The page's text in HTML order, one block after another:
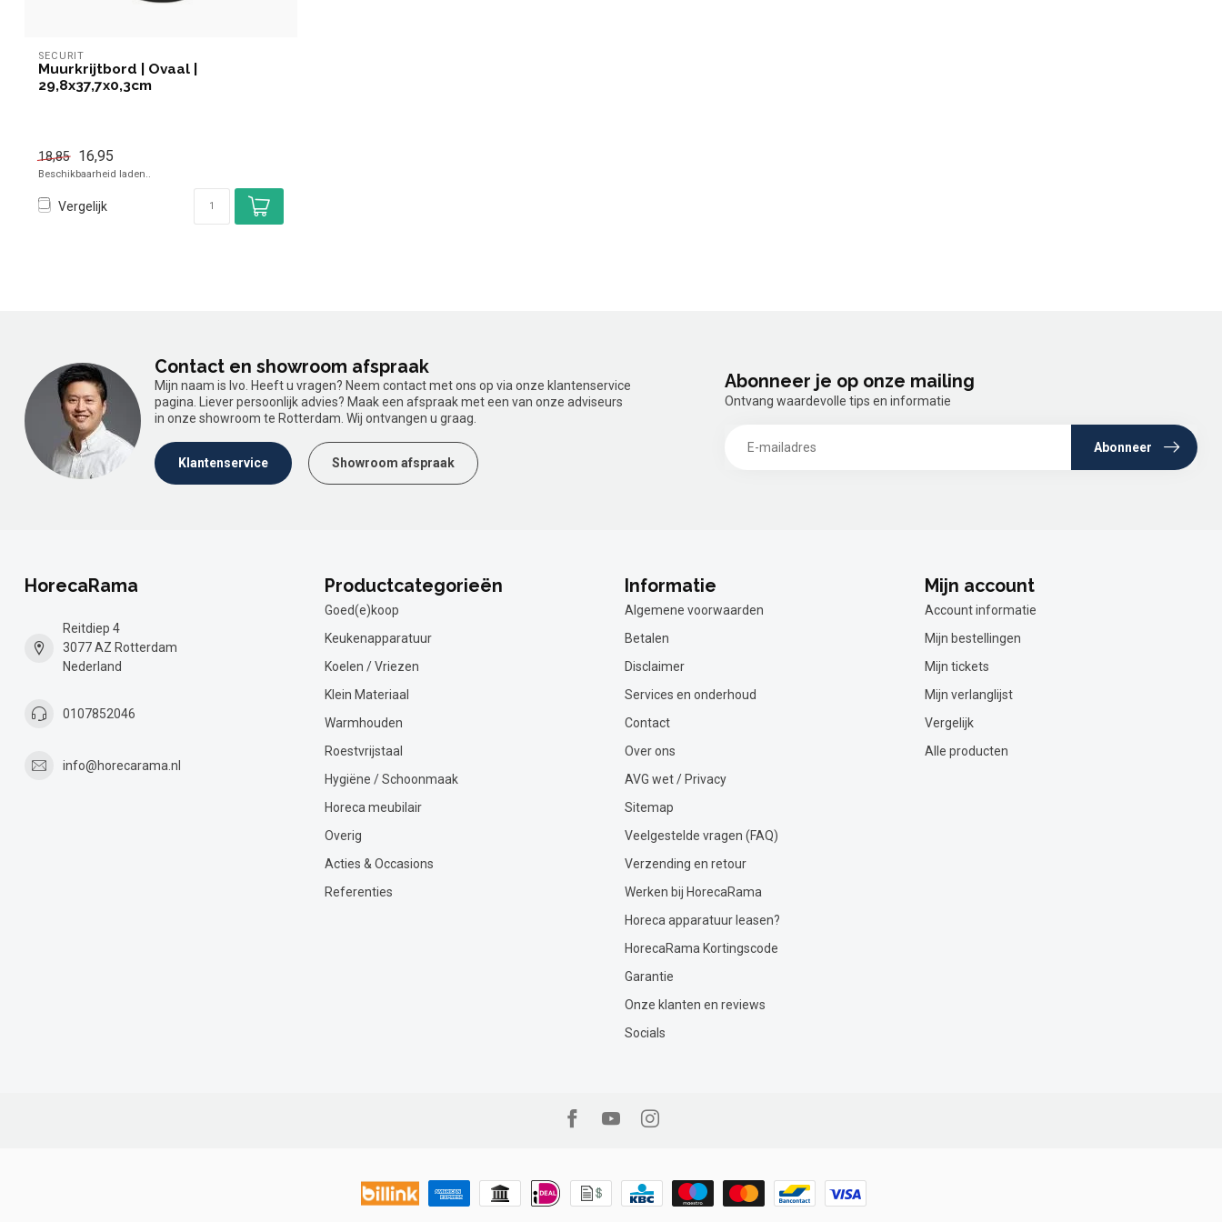
SECURIT
Muurkrijtbord | Ovaal |
29,8x37,7x0,3cm
18,85 16,95
Beschikbaarheid laden..
Vergelijk
Contact en showroom afspraak
Mijn naam is Ivo. Heeft u vragen? Neem contact met ons op via onze klantenservice
pagina. Liever persoonlijk advies? Maak een afspraak met een van onze adviseurs
in onze showroom te Rotterdam. Wij ontvangen u graag.
Klantenservice Showroom afspraak
Abonneer je op onze mailing
Ontvang waardevolle tips en informatie
Abonneer
HorecaRama
Reitdiep 4
3077 AZ Rotterdam
Nederland
0107852046
info@horecarama.nl
Productcategorieën
Goed(e)koop
Keukenapparatuur
Koelen / Vriezen
Klein Materiaal
Warmhouden
Roestvrijstaal
Hygiëne / Schoonmaak
Horeca meubilair
Overig
Acties & Occasions
Referenties
Informatie
Algemene voorwaarden
Betalen
Disclaimer
Services en onderhoud
Contact
Over ons
AVG wet / Privacy
Sitemap
Veelgestelde vragen (FAQ)
Verzending en retour
Werken bij HorecaRama
Horeca apparatuur leasen?
HorecaRama Kortingscode
Garantie
Onze klanten en reviews
Socials
Mijn account
Account informatie
Mijn bestellingen
Mijn tickets
Mijn verlanglijst
Vergelijk
Alle producten